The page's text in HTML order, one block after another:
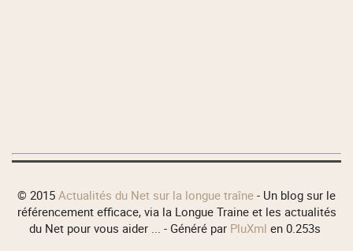
© 2015 Actualités du Net sur la longue traîne - Un blog sur le
référencement efficace, via la Longue Traine et les actualités
du Net pour vous aider ... - Généré par PluXml en 0.253s